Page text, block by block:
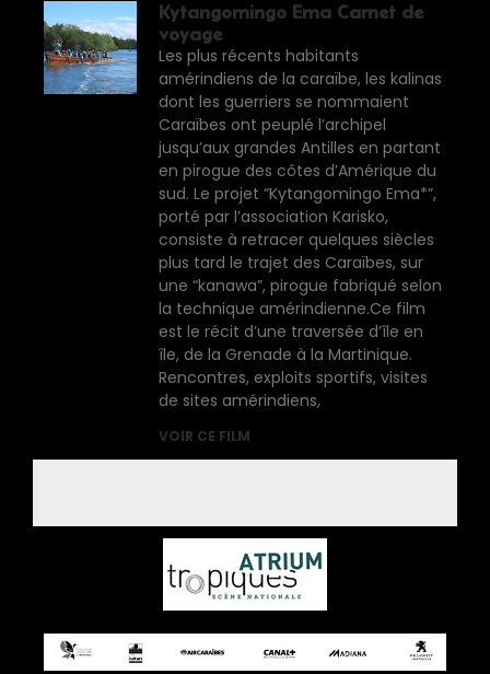
Kytangomingo Ema Carnet de
voyage
Les plus récents habitants
amérindiens de la caraïbe, les kalinas
dont les guerriers se nommaient
Caraïbes ont peuplé l’archipel
jusqu’aux grandes Antilles en partant
en pirogue des côtes d’Amérique du
sud. Le projet “Kytangomingo Ema*”,
porté par l’association Karisko,
consiste à retracer quelques siècles
plus tard le trajet des Caraïbes, sur
une “kanawa”, pirogue fabriqué selon
la technique amérindienne.Ce film
est le récit d’une traversée d’île en
île, de la Grenade à la Martinique.
Rencontres, exploits sportifs, visites
de sites amérindiens,
VOIR CE FILM